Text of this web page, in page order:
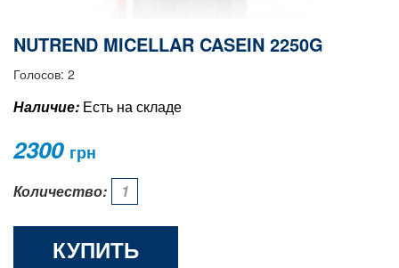
NUTREND MICELLAR CASEIN 2250G
Голосов: 2
Наличие: Есть на складе
2300 грн
Количество:
КУПИТЬ